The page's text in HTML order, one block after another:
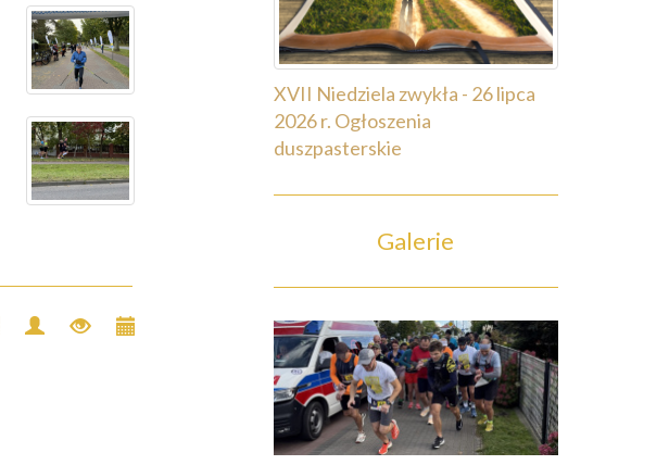
XVII Niedziela zwykła - 26 lipca
2026 r. Ogłoszenia
duszpasterskie
Galerie